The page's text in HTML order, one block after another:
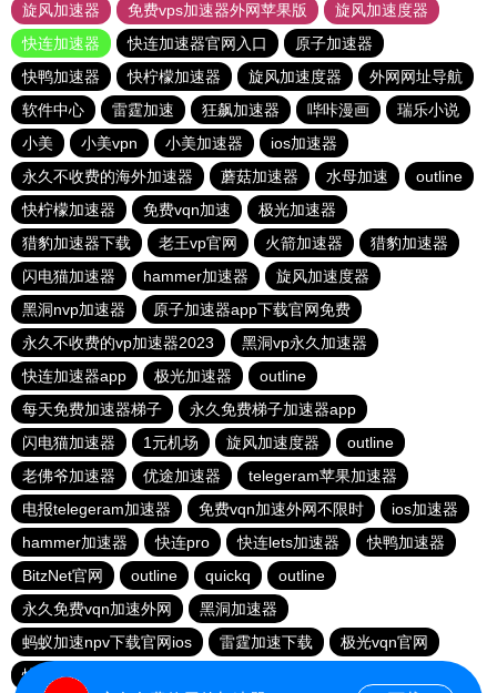
旋风加速器
免费vps加速器外网苹果版
旋风加速度器
快连加速器
快连加速器官网入口
原子加速器
快鸭加速器
快柠檬加速器 旋风加速度器
外网网址导航
软件中心
雷霆加速 狂飙加速器 哔咔漫画
瑞乐小说
小美
小美vpn 小美加速器
ios加速器
永久不收费的海外加速器
蘑菇加速器 水母加速
outline
快柠檬加速器
免费vqn加速
极光加速器
猎豹加速器下载
老王vp官网 火箭加速器
猎豹加速器
闪电猫加速器
hammer加速器
旋风加速度器
黑洞nvp加速器
原子加速器app下载官网免费
永久不收费的vp加速器2023
黑洞vp永久加速器
快连加速器app
极光加速器
outline
每天免费加速器梯子
永久免费梯子加速器app
闪电猫加速器
1元机场 旋风加速度器
outline
老佛爷加速器
优途加速器
telegeram苹果加速器
电报telegeram加速器
免费vqn加速外网不限时
ios加速器
hammer加速器
快连pro 快连lets加速器
快鸭加速器
BitzNet官网
outline quickq
outline
永久免费vqn加速外网
黑洞加速器
蚂蚁加速npv下载官网ios
雷霆加速下载
极光vqn官网
快柠檬app下载